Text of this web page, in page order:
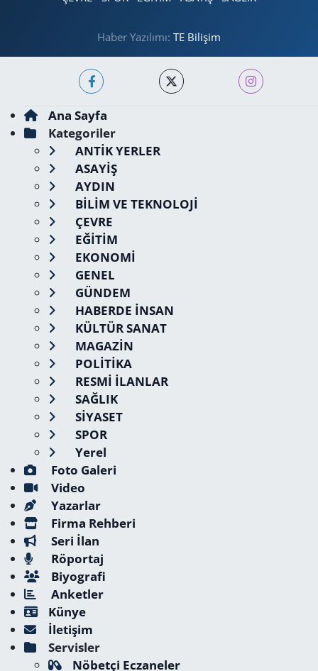
Haber Yazılımı: TE Bilişim
Ana Sayfa
Kategoriler
ANTİK YERLER
ASAYİŞ
AYDIN
BİLİM VE TEKNOLOJİ
ÇEVRE
EĞİTİM
EKONOMİ
GENEL
GÜNDEM
HABERDE İNSAN
KÜLTÜR SANAT
MAGAZİN
POLİTİKA
RESMİ İLANLAR
SAĞLIK
SİYASET
SPOR
Yerel
Foto Galeri
Video
Yazarlar
Firma Rehberi
Seri İlan
Röportaj
Biyografi
Anketler
Künye
İletişim
Servisler
Nöbetçi Eczaneler